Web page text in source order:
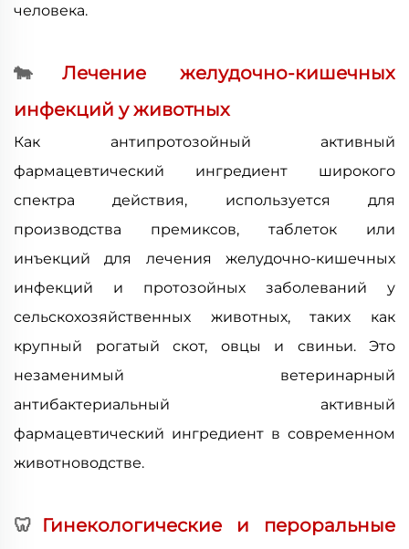
человека.
🐄 Лечение желудочно-кишечных
инфекций у животных
Как антипротозойный активный
фармацевтический ингредиент широкого
спектра действия, используется для
производства премиксов, таблеток или
инъекций для лечения желудочно-кишечных
инфекций и протозойных заболеваний у
сельскохозяйственных животных, таких как
крупный рогатый скот, овцы и свиньи. Это
незаменимый ветеринарный
антибактериальный активный
фармацевтический ингредиент в современном
животноводстве.
🦷 Гинекологические и пероральные